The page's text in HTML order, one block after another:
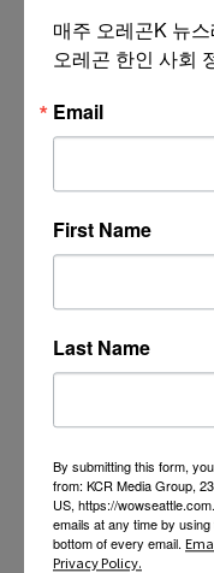
매주 오레곤K 뉴
오레곤 한인 사회
Email
First Name
Last Name
By submitting this form,
from: KCR Media Group,
US, https://
emails at any time by
bottom of every email.
Privacy Policy.